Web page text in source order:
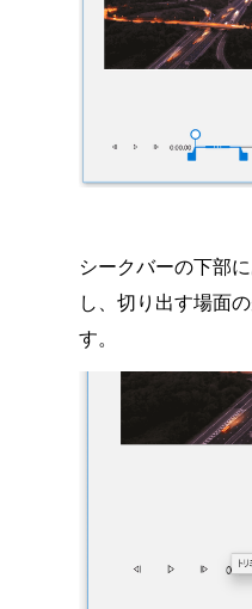
シークバーの下部
し、切り出す場面
す。